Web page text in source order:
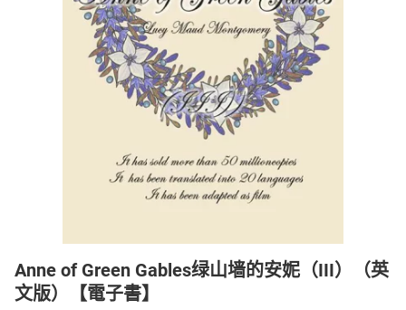
男裝 化妝保養 情趣用品
電子/紙本書
HOT
Anne of Green Gables绿山墙的安妮（III）（英
文版）【電子書】